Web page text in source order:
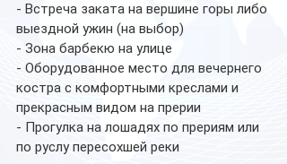
- Встреча заката на вершине горы либо
выездной ужин (на выбор)
- Зона барбекю на улице
- Оборудованное место для вечернего
костра с комфортными креслами и
прекрасным видом на прерии
- Прогулка на лошадях по прериям или
по руслу пересохшей реки